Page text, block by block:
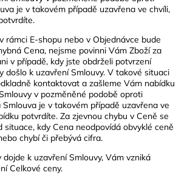
je v takovém případě uzavřena ve chvíli,
rámci E-shopu nebo v Objednávce bude
Cena, nejsme povinni Vám Zboží za
v případě, kdy jste obdrželi potvrzení
došlo k uzavření Smlouvy. V takové situaci
kontaktovat a zašleme Vám nabídku
v pozměněné podobě oproti
Smlouva je v takovém případě uzavřena ve
potvrdíte. Za zjevnou chybu v Ceně se
situace, kdy Cena neodpovídá obvyklé ceně
chybí či přebývá cifra.
dojde k uzavření Smlouvy, Vám vzniká
Celkové ceny.